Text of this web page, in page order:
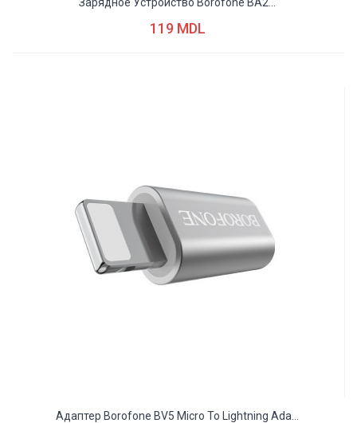
119 MDL
Адаптер Borofone BV5 Micro To Lightning Ada...